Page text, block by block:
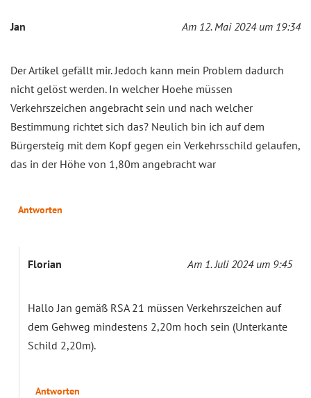
Jan Am 12. Mai 2024 um 19:34
Der Artikel gefällt mir. Jedoch kann mein Problem dadurch
nicht gelöst werden. In welcher Hoehe müssen
Verkehrszeichen angebracht sein und nach welcher
Bestimmung richtet sich das? Neulich bin ich auf dem
Bürgersteig mit dem Kopf gegen ein Verkehrsschild gelaufen,
das in der Höhe von 1,80m angebracht war
Antworten
Florian Am 1. Juli 2024 um 9:45
Hallo Jan gemäß RSA 21 müssen Verkehrszeichen auf
dem Gehweg mindestens 2,20m hoch sein (Unterkante
Schild 2,20m).
Antworten